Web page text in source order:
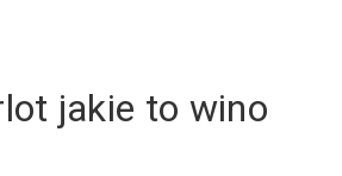
jakie to wino